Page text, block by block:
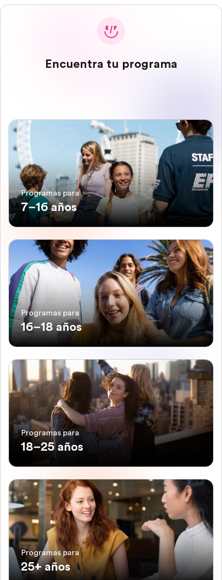
Encuentra tu programa
Programas para
7–16 años
Programas para
16–18 años
Programas para
18–25 años
Programas para
25+ años